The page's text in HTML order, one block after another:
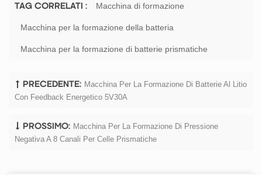
TAG CORRELATI : Macchina di formazione
Macchina per la formazione della batteria
Macchina per la formazione di batterie prismatiche
PRECEDENTE: Macchina Per La Formazione Di Batterie Al Litio
Con Feedback Energetico 5V30A
PROSSIMO: Macchina Per La Formazione Di Pressione
Negativa A 8 Canali Per Celle Prismatiche